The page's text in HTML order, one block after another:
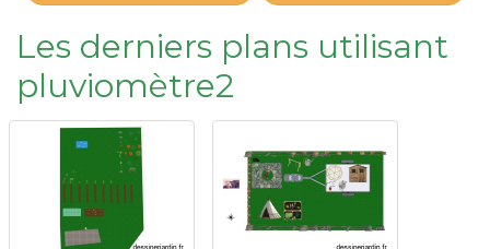
Les derniers plans utilisant
pluviomètre2